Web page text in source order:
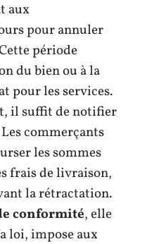
aux
pour annuler
période
du bien ou à la
pour les services.
il suffit de notifier
commerçants
les sommes
frais de livraison,
la rétractation.
conformité, elle
loi, impose aux